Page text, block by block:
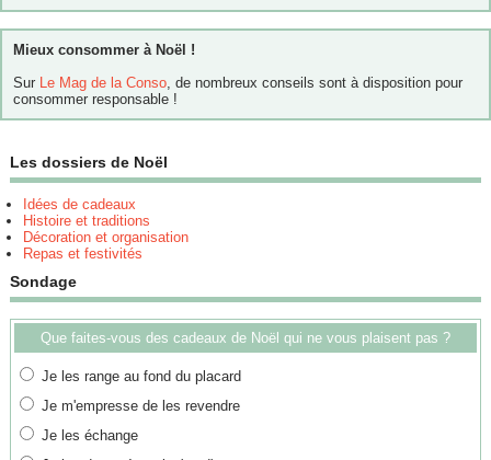
Mieux consommer à Noël !
Sur
Le Mag de la Conso , de nombreux conseils sont à disposition pour
consommer responsable !
Les dossiers de Noël
Idées de cadeaux
Histoire et traditions
Décoration et organisation
Repas et festivités
Sondage
Que faites-vous des cadeaux de Noël qui ne vous plaisent pas ?
Je les range au fond du placard
Je m'empresse de les revendre
Je les échange